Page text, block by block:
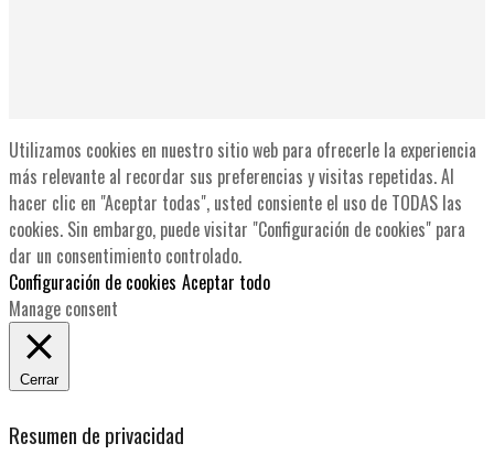
Utilizamos cookies en nuestro sitio web para ofrecerle la experiencia
más relevante al recordar sus preferencias y visitas repetidas. Al
hacer clic en "Aceptar todas", usted consiente el uso de TODAS las
cookies. Sin embargo, puede visitar "Configuración de cookies" para
dar un consentimiento controlado.
Configuración de cookies Aceptar todo
Manage consent
Cerrar
Resumen de privacidad